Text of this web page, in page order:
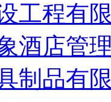
工程有
酒店管
制品有